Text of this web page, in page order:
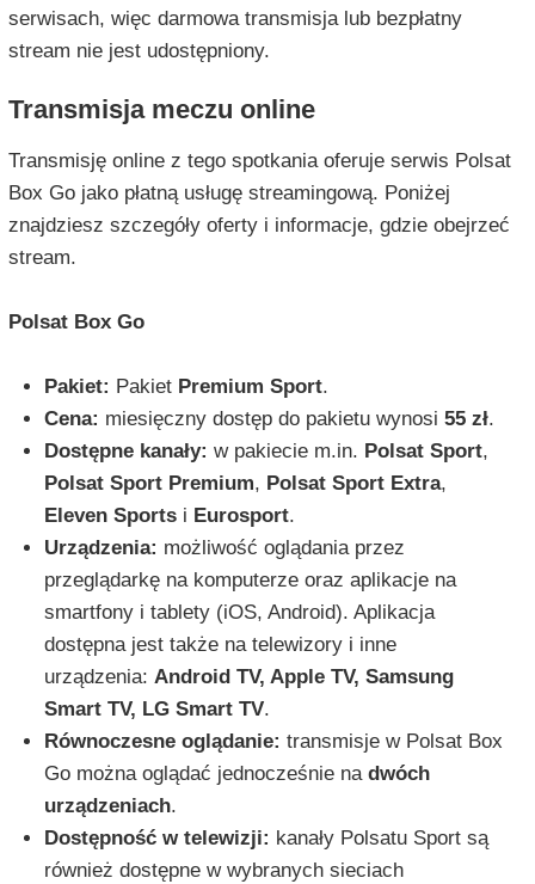
serwisach, więc darmowa transmisja lub bezpłatny
stream nie jest udostępniony.
Transmisja meczu online
Transmisję online z tego spotkania oferuje serwis Polsat
Box Go jako płatną usługę streamingową. Poniżej
znajdziesz szczegóły oferty i informacje, gdzie obejrzeć
stream.
Polsat Box Go
Pakiet: Pakiet Premium Sport.
Cena: miesięczny dostęp do pakietu wynosi 55 zł.
Dostępne kanały: w pakiecie m.in. Polsat Sport,
Polsat Sport Premium, Polsat Sport Extra,
Eleven Sportsi Eurosport.
Urządzenia: możliwość oglądania przez
przeglądarkę na komputerze oraz aplikacje na
smartfony i tablety (iOS, Android). Aplikacja
dostępna jest także na telewizory i inne
urządzenia: Android TV, Apple TV, Samsung
Smart TV, LG Smart TV.
Równoczesne oglądanie: transmisje w Polsat Box
Go można oglądać jednocześnie na dwóch
urządzeniach.
Dostępność w telewizji: kanały Polsatu Sport są
również dostępne w wybranych sieciach